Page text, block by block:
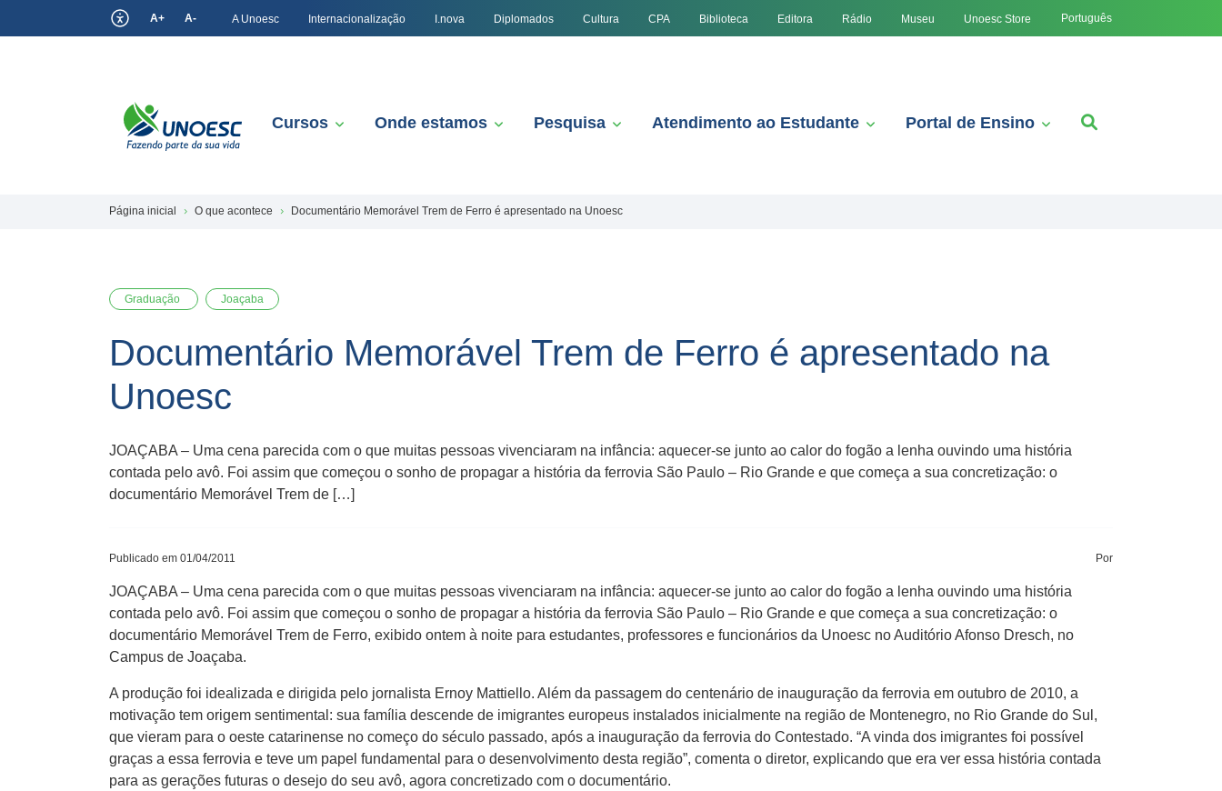
A+ A- A Unoesc Internacionalização I.nova Diplomados Cultura CPA Biblioteca Editora Rádio Museu Unoesc Store Português
Cursos Onde estamos Pesquisa Atendimento ao Estudante Portal de Ensino
Página inicial O que acontece Documentário Memorável Trem de Ferro é apresentado na Unoesc
Graduação Joaçaba
Documentário Memorável Trem de Ferro é apresentado na
Unoesc
JOAÇABA – Uma cena parecida com o que muitas pessoas vivenciaram na infância: aquecer-se junto ao calor do fogão a lenha ouvindo uma história
contada pelo avô. Foi assim que começou o sonho de propagar a história da ferrovia São Paulo – Rio Grande e que começa a sua concretização: o
documentário Memorável Trem de […]
Publicado em 01/04/2011 Por
JOAÇABA – Uma cena parecida com o que muitas pessoas vivenciaram na infância: aquecer-se junto ao calor do fogão a lenha ouvindo uma história
contada pelo avô. Foi assim que começou o sonho de propagar a história da ferrovia São Paulo – Rio Grande e que começa a sua concretização: o
documentário Memorável Trem de Ferro, exibido ontem à noite para estudantes, professores e funcionários da Unoesc no Auditório Afonso Dresch, no
Campus de Joaçaba.
A produção foi idealizada e dirigida pelo jornalista Ernoy Mattiello. Além da passagem do centenário de inauguração da ferrovia em outubro de 2010, a
motivação tem origem sentimental: sua família descende de imigrantes europeus instalados inicialmente na região de Montenegro, no Rio Grande do Sul,
que vieram para o oeste catarinense no começo do século passado, após a inauguração da ferrovia do Contestado. “A vinda dos imigrantes foi possível
graças a essa ferrovia e teve um papel fundamental para o desenvolvimento desta região”, comenta o diretor, explicando que era ver essa história contada
para as gerações futuras o desejo do seu avô, agora concretizado com o documentário.